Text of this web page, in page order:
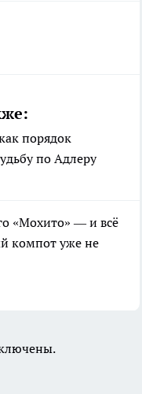
порядок
по Адлеру
«Мохито» — и всё
компот уже не